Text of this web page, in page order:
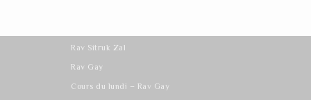
Rav Sitruk Zal
Rav Gay
Cours du lundi – Rav Gay